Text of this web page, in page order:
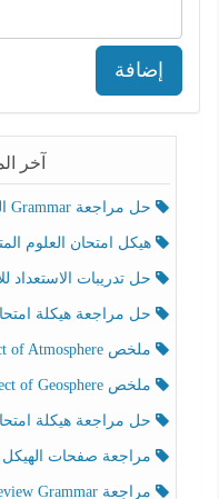
إضافة
آخر
حل مراجعة Grammar اللغة الإنجليزية الصف الخامس الفصل الثالث
هيكل امتحان العلوم المتكاملة
حل تدريبات الاستعداد للاختبار
حل مراجعة هيكلة امتحان العلوم
ملخص Effect of Atmosphere حسب الهيكل الوزاري العلوم المتكاملة الصف الخامس انسبير الفصل الثالث
ملخص Effect of Geosphere حسب الهيكل الوزاري العلوم المتكاملة الصف الخامس انسبير الفصل الثالث
حل مراجعة هيكلة امتحان
مراجعة صفحات الهيكل العلوم
مراجعة Review Grammar حسب الهيكل اللغة الإنجليزية الصف الخامس الفصل الثالث